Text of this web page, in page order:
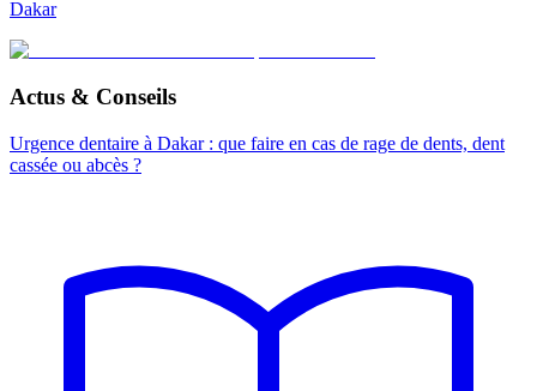
Dakar
Actus & Conseils
Urgence dentaire à Dakar : que faire en cas de rage de dents, dent
cassée ou abcès ?